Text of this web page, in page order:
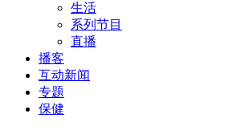
生活
系列节目
直播
播客
互动新闻
专题
保健